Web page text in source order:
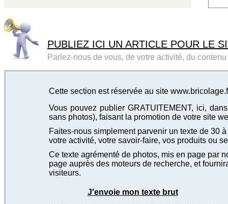
PUBLIEZ ICI UN ARTICLE POUR LE
Parlez-nous de vous, de votre activité, du
Cette section est réservée au site
Vous pouvez publier GRATUITEMENT, ici,
sans photos), faisant la promotion de votre site
Faites-nous simplement parvenir un texte de 30
votre activité, votre savoir-faire, vos produits ou
Ce texte agrémenté de photos, mis en page par
page auprès des moteurs de recherche, et
visiteurs.
J'envoie mon texte brut